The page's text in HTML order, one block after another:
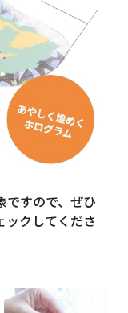
ですので、ぜひ
ックしてくださ